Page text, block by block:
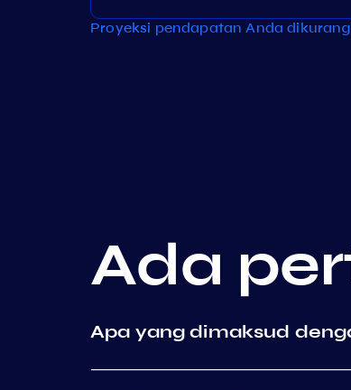
Proyeksi pendapatan Anda
Ada
Apa yang dimaksud